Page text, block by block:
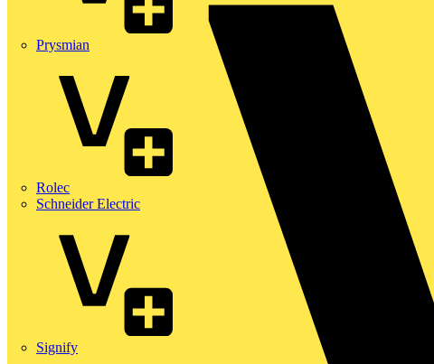
Prysmian
Rolec
Schneider Electric
Signify